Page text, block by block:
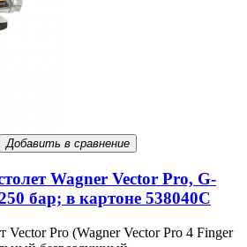
Добавить в сравнение
Wagner Vector Pro, G-
бар; в картоне 538040C
Vector Pro (Wagner Vector Pro 4 Finger